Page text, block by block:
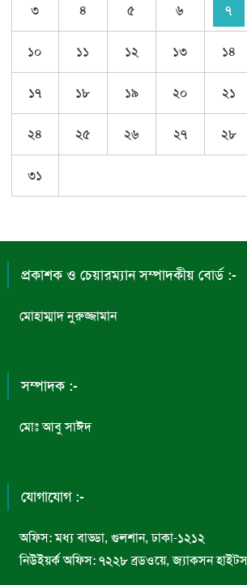
৩ ৪ ৫ ৬ ৭
১০ ১১ ১২ ১৩ ১৪
১৭ ১৮ ১৯ ২০ ২১
২৪ ২৫ ২৬ ২৭ ২৮
৩১
প্রকাশক ও চেয়ারম্যান সম্পাদকীয় বোর্ড :-
মোহাম্মাদ নুরুজ্জামান
সম্পাদক :-
মোঃ আবু সাঈদ
যোগাযোগ :-
অফিস: মধ্য বাড্ডা, গুলশান, ঢাকা-১২১২
নিউইয়র্ক অফিস: ৭২২৮ ব্রডওয়ে, জ্যাকসন